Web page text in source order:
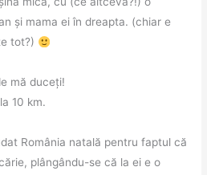
și mama ei în dreapta. (chiar e
tot?)
mă duceți!
10 km.
România natală pentru faptul că
plângându-se că la ei e o